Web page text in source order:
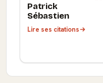
Patrick
Sébastien
Lire ses citations